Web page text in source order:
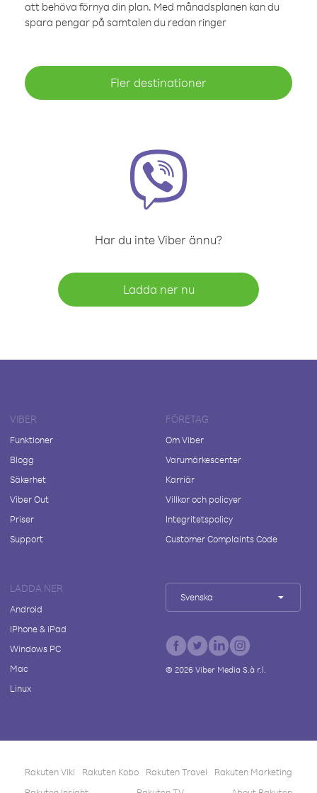
att behöva förnya din plan. Med månadsplanen kan du
spara pengar på samtalen du redan ringer
Fler destinationer
Har du inte Viber ännu?
Ladda ner nu
VIBER
Funktioner
Blogg
Säkerhet
Viber Out
Priser
Support
FÖRETAG
Om Viber
Varumärkescenter
Karriär
Villkor och policyer
Integritetspolicy
Customer Complaints Code
LADDA NER
Android
iPhone & iPad
Windows PC
Mac
Linux
Svenska
© 2026Viber Media S.à r.l.
Rakuten Viki Rakuten Kobo Rakuten Travel
Rakuten Marketing